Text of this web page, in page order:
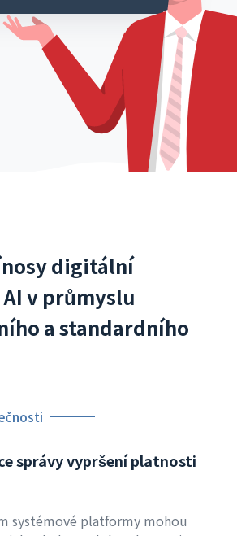
digitální
v průmyslu
a standardního
správy vypršení platnosti
systémové platformy mohou